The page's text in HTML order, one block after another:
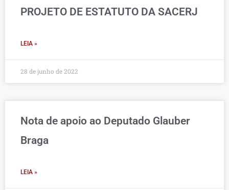
PROJETO DE ESTATUTO DA SACERJ
LEIA »
28 de junho de 2022
Nota de apoio ao Deputado Glauber
Braga
LEIA »